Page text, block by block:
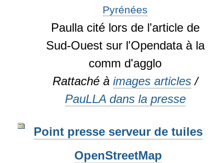
Pyrénées
Paulla cité lors de l'article de
Sud-Ouest sur l'Opendata à la
comm d'agglo
Rattaché à images articles /
PauLLA dans la presse
Point presse serveur de tuiles
OpenStreetMap